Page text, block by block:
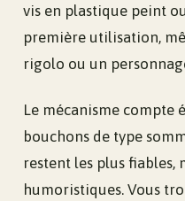
vis en plastique peint
première utilisation,
rigolo ou un
Le mécanisme compte
bouchons de type
restent les plus fiables,
humoristiques. Vous